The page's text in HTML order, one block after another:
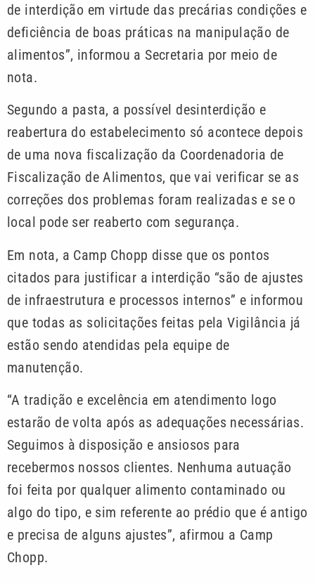
de interdição em virtude das precárias condições e
deficiência de boas práticas na manipulação de
alimentos”, informou a Secretaria por meio de
nota.
Segundo a pasta, a possível desinterdição e
reabertura do estabelecimento só acontece depois
de uma nova fiscalização da Coordenadoria de
Fiscalização de Alimentos, que vai verificar se as
correções dos problemas foram realizadas e se o
local pode ser reaberto com segurança.
Em nota, a Camp Chopp disse que os pontos
citados para justificar a interdição “são de ajustes
de infraestrutura e processos internos” e informou
que todas as solicitações feitas pela Vigilância já
estão sendo atendidas pela equipe de
manutenção.
“A tradição e excelência em atendimento logo
estarão de volta após as adequações necessárias.
Seguimos à disposição e ansiosos para
recebermos nossos clientes. Nenhuma autuação
foi feita por qualquer alimento contaminado ou
algo do tipo, e sim referente ao prédio que é antigo
e precisa de alguns ajustes”, afirmou a Camp
Chopp.